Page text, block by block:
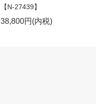
【N-27439】
38,800円(内税)